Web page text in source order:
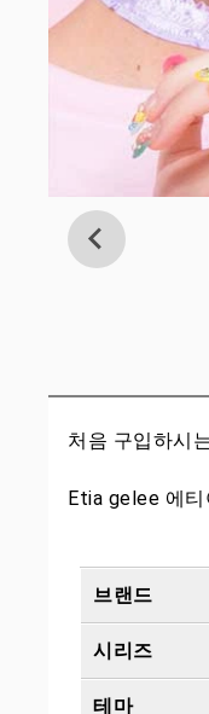
처음 구입하시
Etia gelee 에
브랜드
시리즈
테마